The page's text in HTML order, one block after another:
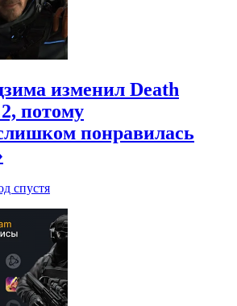
изменил Death
потому
понравилась
спустя